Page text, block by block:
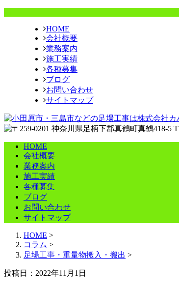
HOME
会社概要
業務案内
施工実績
各種募集
ブログ
お問い合わせ
サイトマップ
HOME
会社概要
業務案内
施工実績
各種募集
ブログ
お問い合わせ
サイトマップ
HOME >
コラム >
足場工事・重量物搬入・搬出 >
投稿日：2022年11月1日